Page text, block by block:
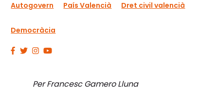
Autogovern País Valencià Dret civil valencià
Democràcia
Per Francesc Gamero Lluna